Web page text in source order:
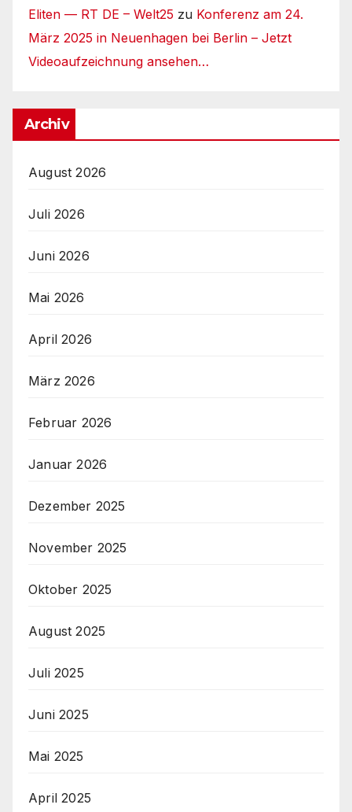
Eliten — RT DE – Welt25 zu Konferenz am 24.
März 2025 in Neuenhagen bei Berlin – Jetzt
Videoaufzeichnung ansehen…
Archiv
August 2026
Juli 2026
Juni 2026
Mai 2026
April 2026
März 2026
Februar 2026
Januar 2026
Dezember 2025
November 2025
Oktober 2025
August 2025
Juli 2025
Juni 2025
Mai 2025
April 2025